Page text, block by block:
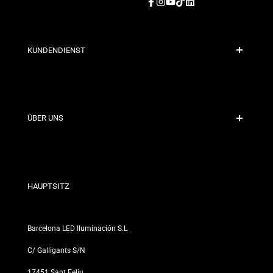
Facebook
Instagram
YouTube
TikTokLinkedIn
KUNDENDIENST
Kontakt
ÜBER UNS
Unsere Geschäfte
HAUPTSITZ
Barcelona LED Iluminación S.L
C/ Galligants S/N